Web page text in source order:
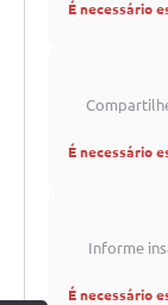
É necessário
É necessário
Informe
É necessário